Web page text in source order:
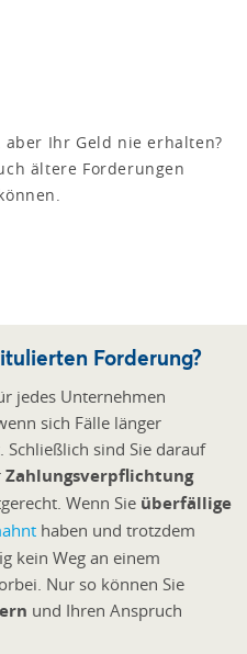
Ihr Geld nie erhalten?
ältere Forderungen
Forderung?
jedes Unternehmen
sich Fälle länger
Schließlich sind Sie darauf
Zahlungsverpflichtung
Wenn Sie überfällige
haben und trotzdem
kein Weg an einem
Nur so können Sie
und Ihren Anspruch